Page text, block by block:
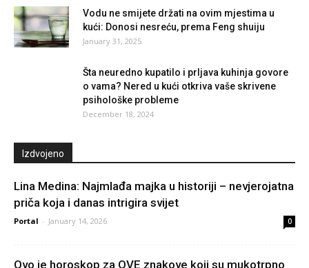
Vodu ne smijete držati na ovim mjestima u
kući: Donosi nesreću, prema Feng shuiju
January 31, 2025
Šta neuredno kupatilo i prljava kuhinja govore
o vama? Nered u kući otkriva vaše skrivene
psihološke probleme
December 18, 2024
Izdvojeno
Lina Medina: Najmlađa majka u historiji – nevjerojatna
priča koja i danas intrigira svijet
Portal - January 14, 2026 0
Ovo je horoskop za OVE znakove koji su mukotrpno